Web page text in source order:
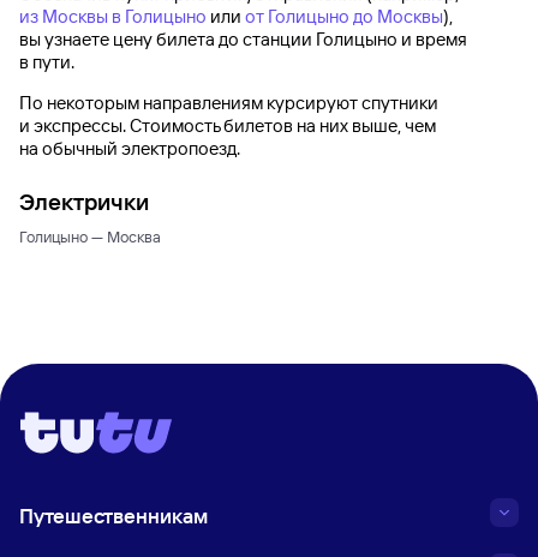
из Москвы в Голицыно или от Голицыно до Москвы),
вы узнаете цену билета до станции Голицыно и время
в пути.
По некоторым направлениям курсируют спутники
и экспрессы. Стоимость билетов на них выше, чем
на обычный электропоезд.
Электрички
Голицыно — Москва
Путешественникам